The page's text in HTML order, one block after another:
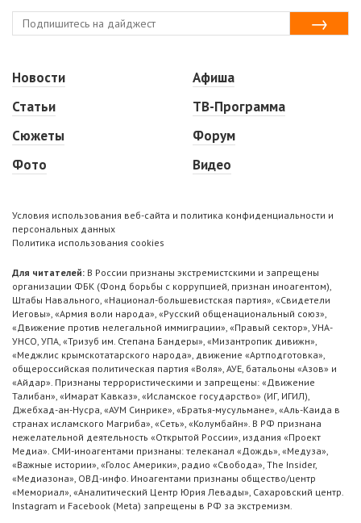
Новости
Статьи
Сюжеты
Фото
Афиша
ТВ-Программа
Форум
Видео
Условия использования веб-сайта и политика конфиденциальности и
персональных данных
Политика использования cookies
Для читателей: В России признаны экстремистскими и запрещены
организации ФБК (Фонд борьбы с коррупцией, признан иноагентом),
Штабы Навального, «Национал-большевистская партия», «Свидетели
Иеговы», «Армия воли народа», «Русский общенациональный союз»,
«Движение против нелегальной иммиграции», «Правый сектор», УНА-
УНСО, УПА, «Тризуб им. Степана Бандеры», «Мизантропик дивижн»,
«Меджлис крымскотатарского народа», движение «Артподготовка»,
общероссийская политическая партия «Воля», АУЕ, батальоны «Азов» и
«Айдар». Признаны террористическими и запрещены: «Движение
Талибан», «Имарат Кавказ», «Исламское государство» (ИГ, ИГИЛ),
Джебхад-ан-Нусра, «АУМ Синрике», «Братья-мусульмане», «Аль-Каида в
странах исламского Магриба», «Сеть», «Колумбайн». В РФ признана
нежелательной деятельность «Открытой России», издания «Проект
Медиа». СМИ-иноагентами признаны: телеканал «Дождь», «Медуза»,
«Важные истории», «Голос Америки», радио «Свобода», The Insider,
«Медиазона», ОВД-инфо. Иноагентами признаны общество/центр
«Мемориал», «Аналитический Центр Юрия Левады», Сахаровский центр.
Instagram и Facebook (Metа) запрещены в РФ за экстремизм.